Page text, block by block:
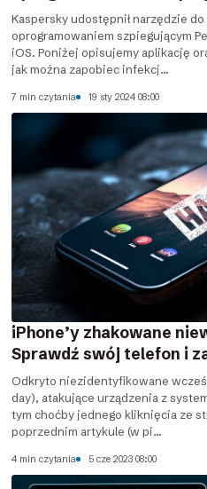
Kaspersky udostępnił narzędzie
oprogramowaniem szpiegującym
iOS. Poniżej opisujemy aplikację
jak można zapobiec infekcj...
7 min czytania 19 sty 2024 08:00
iPhone’y zhakowane
Sprawdź swój telefon i
Odkryto niezidentyfikowane
day), atakujące urządzenia z
tym choćby jednego kliknięcia ze
poprzednim artykule (w pi...
4 min czytania 5 cze 2023 08:00